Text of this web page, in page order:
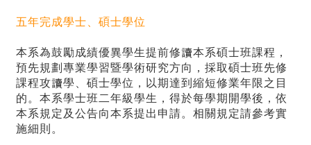
五年完成學士、碩士學位
本系為鼓勵成績優異學生提前修讀本系碩士班課程，
預先規劃專業學習暨學術研究方向，採取碩士班先修
課程攻讀學、碩士學位，以期達到縮短修業年限之目
的。本系學士班二年級學生，得於每學期開學後，依
本系規定及公告向本系提出申請。相關規定請參考實
施細則。